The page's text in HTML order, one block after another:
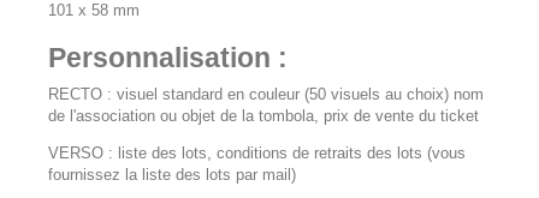
101 x 58 mm
Personnalisation :
RECTO : visuel standard en couleur (50 visuels au choix) nom
de l'association ou objet de la tombola, prix de vente du ticket
VERSO : liste des lots, conditions de retraits des lots (vous
fournissez la liste des lots par mail)